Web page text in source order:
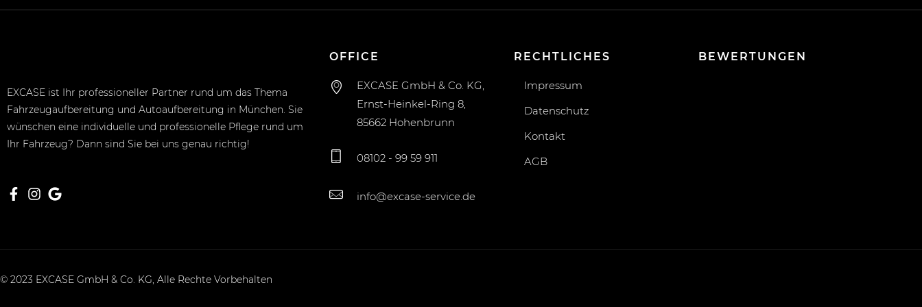
EXCASE ist Ihr professioneller Partner rund um das Thema
Fahrzeugaufbereitung und Autoaufbereitung in München. Sie
wünschen eine individuelle und professionelle Pflege rund um
Ihr Fahrzeug? Dann sind Sie bei uns genau richtig!
OFFICE
EXCASE GmbH & Co. KG,
Ernst-Heinkel-Ring 8,
85662 Hohenbrunn
08102 - 99 59 911
info@excase-service.de
RECHTLICHES
Impressum
Datenschutz
Kontakt
AGB
BEWERTUNGEN
© 2023 EXCASE GmbH & Co. KG, Alle Rechte Vorbehalten